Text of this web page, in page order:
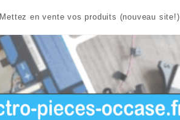
Mettez en vente vos produits (nouveau site!)